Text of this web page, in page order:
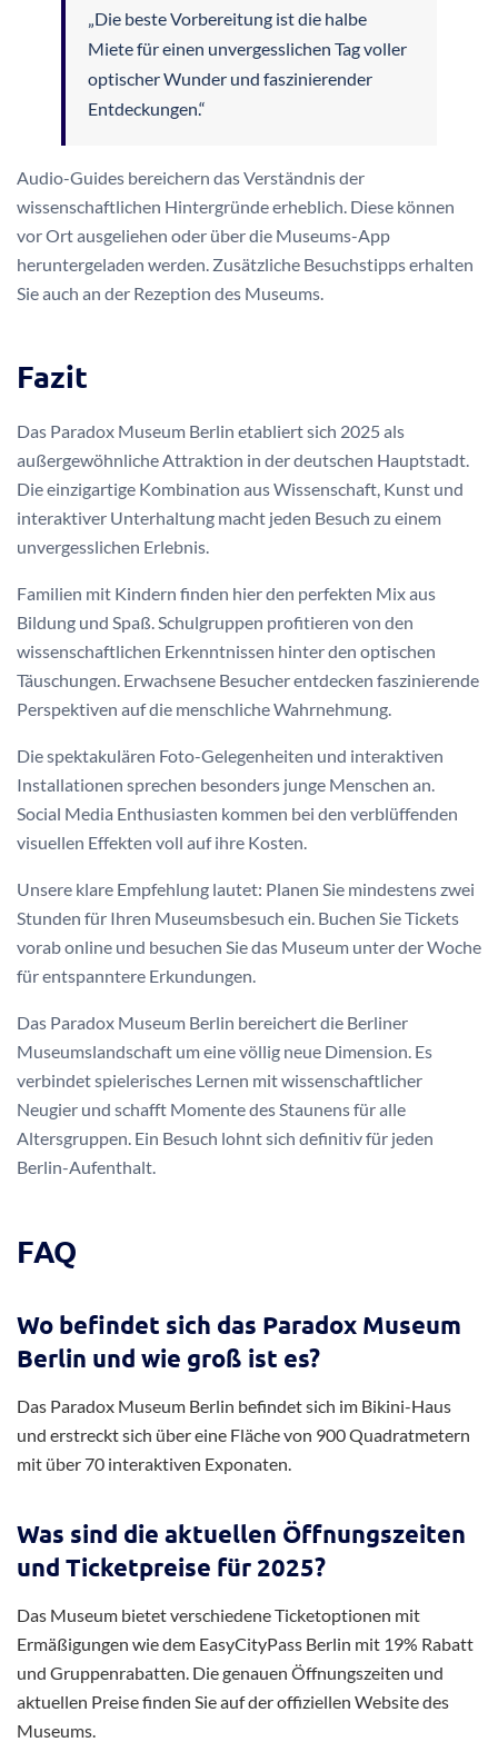
„Die beste Vorbereitung ist die halbe
Miete für einen unvergesslichen Tag voller
optischer Wunder und faszinierender
Entdeckungen.“
Audio-Guides bereichern das Verständnis der
wissenschaftlichen Hintergründe erheblich. Diese können
vor Ort ausgeliehen oder über die Museums-App
heruntergeladen werden. Zusätzliche Besuchstipps erhalten
Sie auch an der Rezeption des Museums.
Fazit
Das Paradox Museum Berlin etabliert sich 2025 als
außergewöhnliche Attraktion in der deutschen Hauptstadt.
Die einzigartige Kombination aus Wissenschaft, Kunst und
interaktiver Unterhaltung macht jeden Besuch zu einem
unvergesslichen Erlebnis.
Familien mit Kindern finden hier den perfekten Mix aus
Bildung und Spaß. Schulgruppen profitieren von den
wissenschaftlichen Erkenntnissen hinter den optischen
Täuschungen. Erwachsene Besucher entdecken faszinierende
Perspektiven auf die menschliche Wahrnehmung.
Die spektakulären Foto-Gelegenheiten und interaktiven
Installationen sprechen besonders junge Menschen an.
Social Media Enthusiasten kommen bei den verblüffenden
visuellen Effekten voll auf ihre Kosten.
Unsere klare Empfehlung lautet: Planen Sie mindestens zwei
Stunden für Ihren Museumsbesuch ein. Buchen Sie Tickets
vorab online und besuchen Sie das Museum unter der Woche
für entspanntere Erkundungen.
Das Paradox Museum Berlin bereichert die Berliner
Museumslandschaft um eine völlig neue Dimension. Es
verbindet spielerisches Lernen mit wissenschaftlicher
Neugier und schafft Momente des Staunens für alle
Altersgruppen. Ein Besuch lohnt sich definitiv für jeden
Berlin-Aufenthalt.
FAQ
Wo befindet sich das Paradox Museum
Berlin und wie groß ist es?
Das Paradox Museum Berlin befindet sich im Bikini-Haus
und erstreckt sich über eine Fläche von 900 Quadratmetern
mit über 70 interaktiven Exponaten.
Was sind die aktuellen Öffnungszeiten
und Ticketpreise für 2025?
Das Museum bietet verschiedene Ticketoptionen mit
Ermäßigungen wie dem EasyCityPass Berlin mit 19% Rabatt
und Gruppenrabatten. Die genauen Öffnungszeiten und
aktuellen Preise finden Sie auf der offiziellen Website des
Museums.